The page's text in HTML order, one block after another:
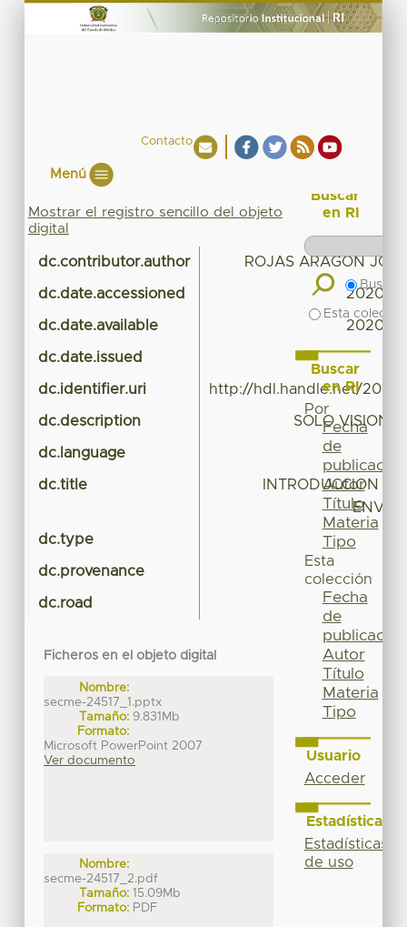
Contacto
Menú
Mostrar el registro sencillo del objeto
digital
dc.contributor.author ROJAS ARAGON
dc.date.accessioned 2020-
dc.date.available 2020-
dc.date.issued
dc.identifier.uri http://hdl.handle.net/
dc.description SOLO VISION
dc.language
dc.title
INTRODUCCION A
dc.type
dc.provenance
dc.road
Ficheros en el objeto digital
Nombre:
secme-24517_1.pptx
Tamaño: 9.831Mb
Formato:
Microsoft PowerPoint 2007
Ver documento
Nombre:
secme-24517_2.pdf
Tamaño: 15.09Mb
Formato: PDF
Buscar
en RI
Buscar
Esta
Buscar
en RI
Por
Fecha
de
publicación
Autor
Título
Materia
Tipo
Esta
colección
Fecha
de
publicación
Autor
Título
Materia
Tipo
Usuario
Acceder
Estadísticas
Estadísticas
de uso